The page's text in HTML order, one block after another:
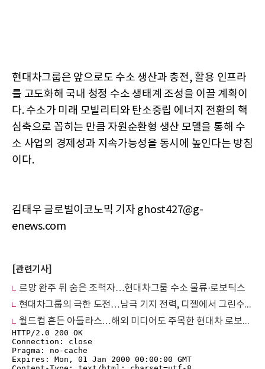
현대차그룹은 앞으로도 수소 생산과 충전, 활용 인프라
를 고도화해 국내 청정 수소 생태계 조성을 이끌 계획이
다. 수소가 미래 모빌리티와 탄소중립 에너지 전환의 핵
심축으로 꼽히는 만큼 자원순환형 생산 모델을 통해 수
소 사업의 경제성과 지속가능성을 동시에 높인다는 방침
이다.
김태우 글로벌이코노믹 기자 ghost427@g-
enews.com
[관련기사]
르망 완주 뒤 숨은 조력자…현대차그룹 수소 물류·로보틱스
현대차그룹의 극한 도전…남극 기지 전력, 디젤에서 그린수소로
월드컵 흔든 아틀라스…해외 미디어도 주목한 현대차 로보틱스